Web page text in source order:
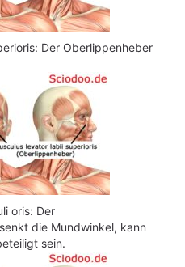
Der Oberlippenheber
oris: Der
die Mundwinkel, kann
sein.